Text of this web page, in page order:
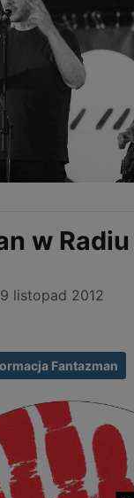
w
listopad 2012
Fantazman